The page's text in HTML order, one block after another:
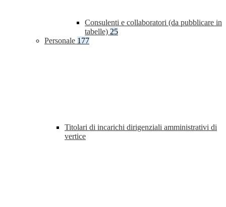
Consulenti e collaboratori (da pubblicare in
tabelle) 25
Personale 177
Titolari di incarichi dirigenziali amministrativi di
vertice